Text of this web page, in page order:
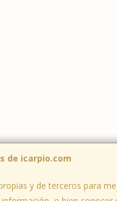
de icarpio.com
y de terceros para